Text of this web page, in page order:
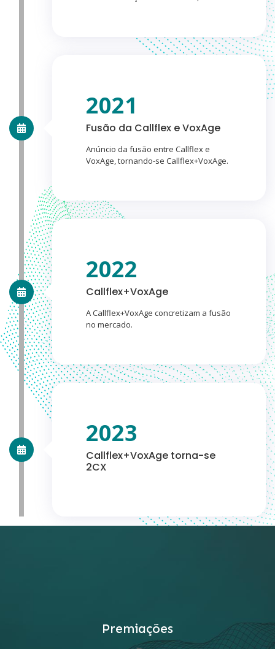
2021
Fusão da Callflex e VoxAge
Anúncio da fusão entre Callflex e
VoxAge, tornando-se Callflex+VoxAge.
2022
Callflex+VoxAge
A Callflex+VoxAge concretizam a fusão
no mercado.
2023
Callflex+VoxAge torna-se
2CX
Premiações